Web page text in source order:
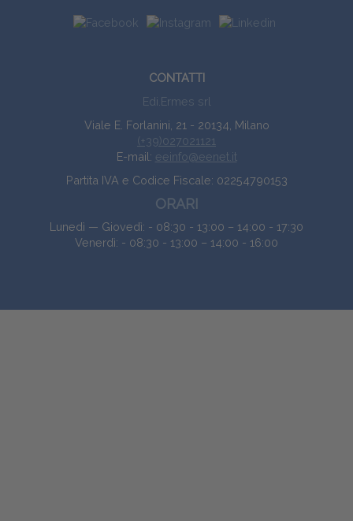
CONTATTI
Edi.Ermes srl
Viale E. Forlanini, 21 - 20134, Milano
(+39)027021121
E-mail: eeinfo@eenet.it
Partita IVA e Codice Fiscale: 02254790153
ORARI
Lunedì — Giovedì: - 08:30 - 13:00 – 14:00 - 17:30
Venerdì: - 08:30 - 13:00 – 14:00 - 16:00